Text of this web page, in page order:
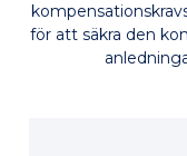
för att säkra den